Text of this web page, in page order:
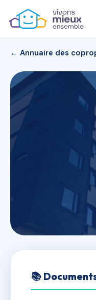
← Annuaire des
rue de la
📚